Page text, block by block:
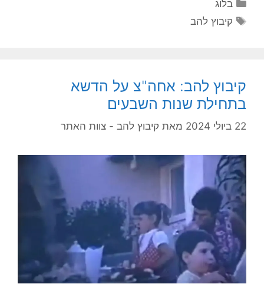
בלוג
קיבוץ להב
קיבוץ להב: אחה"צ על הדשא
בתחילת שנות השבעים
22 ביולי 2024 מאת קיבוץ להב - צוות האתר